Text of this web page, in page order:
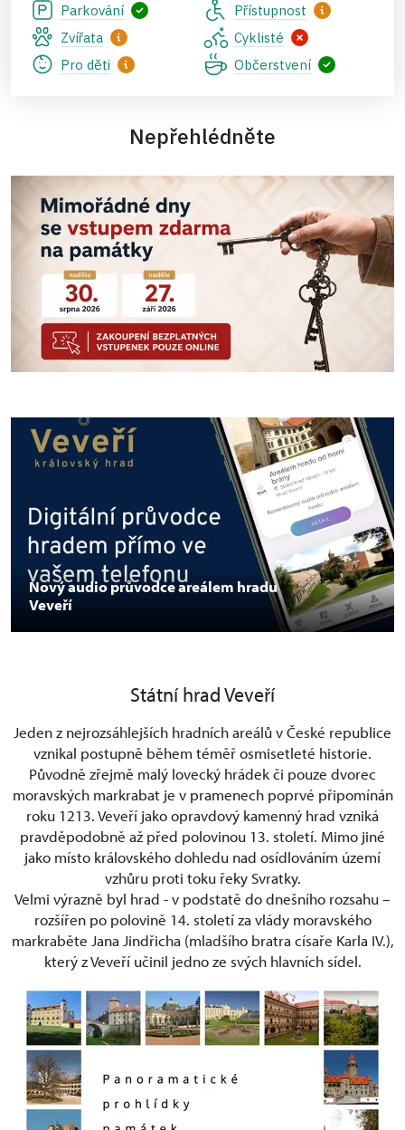
Parkování
Přístupnost
Zvířata
Cyklisté
Pro děti
Občerstvení
Nepřehlédněte
Nový audio průvodce areálem hradu
Veveří
Státní hrad Veveří
Jeden z nejrozsáhlejších hradních areálů v České republice
vznikal postupně během téměř osmisetleté historie.
Původně zřejmě malý lovecký hrádek či pouze dvorec
moravských markrabat je v pramenech poprvé připomínán
roku 1213. Veveří jako opravdový kamenný hrad vzniká
pravděpodobně až před polovinou 13. století. Mimo jiné
jako místo královského dohledu nad osídlováním území
vzhůru proti toku řeky Svratky.
Velmi výrazně byl hrad - v podstatě do dnešního rozsahu –
rozšířen po polovině 14. století za vlády moravského
markraběte Jana Jindřicha (mladšího bratra císaře Karla IV.),
který z Veveří učinil jedno ze svých hlavních sídel.